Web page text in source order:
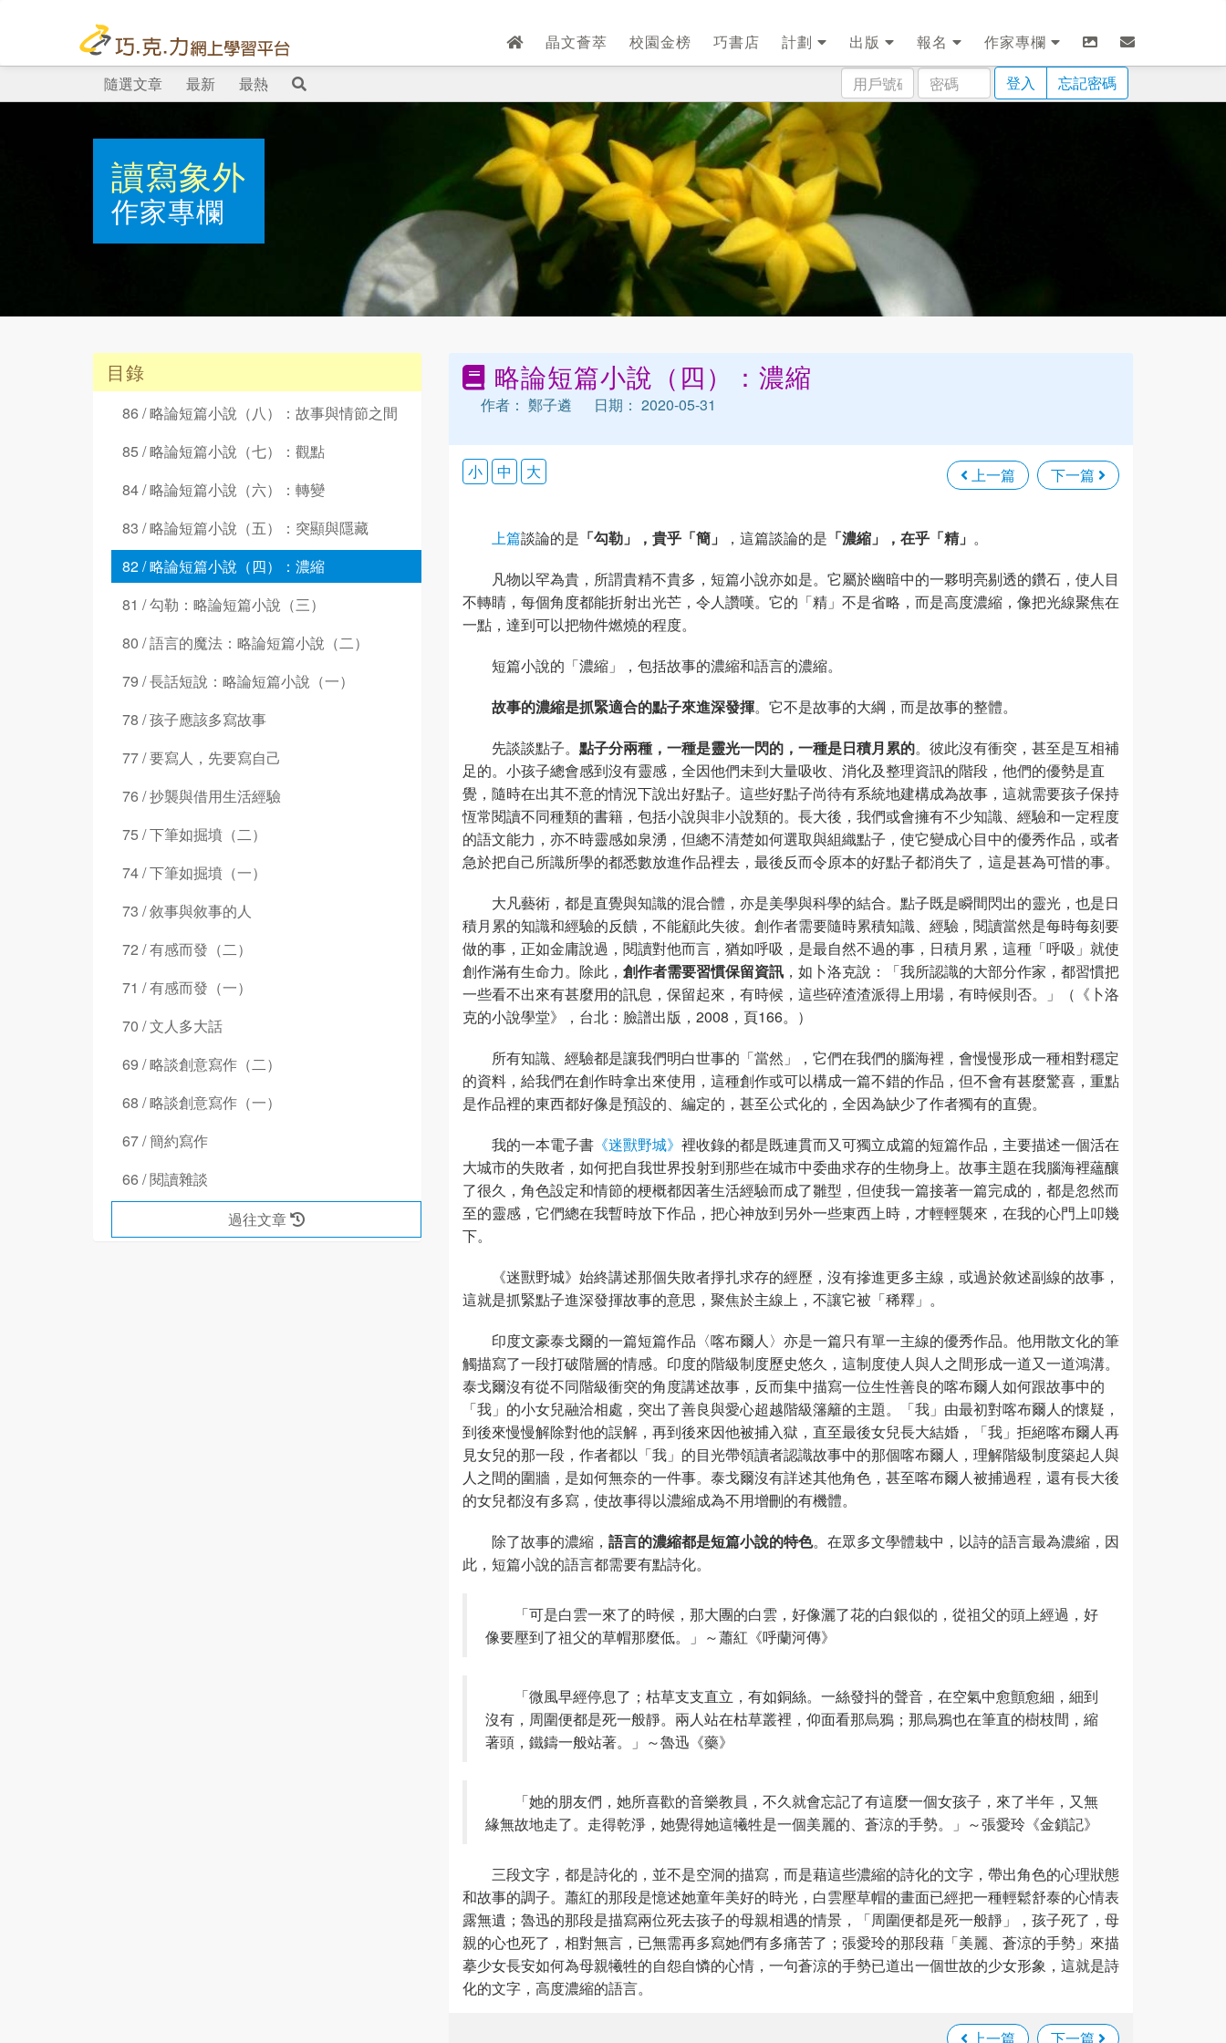
晶文薈萃 校園金榜 巧書店 計劃 出版 報名
作家專欄
用
戶
碼
密
碼
登入 忘記密碼
隨選文章 最新 最熱
讀寫象外
作家專欄
目錄
86 / 略論短篇小說（八）：故事與情節之間
85 / 略論短篇小說（七）：觀點
84 / 略論短篇小說（六）：轉變
83 / 略論短篇小說（五）：突顯與隱藏
82 / 略論短篇小說（四）：濃縮
81 / 勾勒：略論短篇小說（三）
80 / 語言的魔法：略論短篇小說（二）
79 / 長話短說：略論短篇小說（一）
78 / 孩子應該多寫故事
77 / 要寫人，先要寫自己
76 / 抄襲與借用生活經驗
75 / 下筆如掘墳（二）
74 / 下筆如掘墳（一）
73 / 敘事與敘事的人
72 / 有感而發（二）
71 / 有感而發（一）
70 / 文人多大話
69 / 略談創意寫作（二）
68 / 略談創意寫作（一）
67 / 簡約寫作
66 / 閱讀雜談
過往文章
略論短篇小說（四）：濃縮
作者： 鄭子遴 日期： 2020-05-31
上一篇 下一篇
小 中 大
上篇談論的是 「勾勒」，貴乎「簡」 ，這篇談論的是 「濃縮」，在乎「精」 。
凡物以罕為貴，所謂貴精不貴多，短篇小說亦如是。它屬於幽暗中的一夥明亮剔透的鑽石，使人目
不轉睛，每個角度都能折射出光芒，令人讚嘆。它的「精」不是省略，而是高度濃縮，像把光線聚焦在
一點，達到可以把物件燃燒的程度。
短篇小說的「濃縮」，包括故事的濃縮和語言的濃縮。
故事的濃縮是抓緊適合的點子來進深發揮。它不是故事的大綱，而是故事的整體。
先談談點子。 點子分兩種，一種是靈光一閃的，一種是日積月累的。彼此沒有衝突，甚至是互相補
足的。小孩子總會感到沒有靈感，全因他們未到大量吸收、消化及整理資訊的階段，他們的優勢是直
覺，隨時在出其不意的情況下說出好點子。這些好點子尚待有系統地建構成為故事，這就需要孩子保持
恆常閱讀不同種類的書籍，包括小說與非小說類的。長大後，我們或會擁有不少知識、經驗和一定程度
的語文能力，亦不時靈感如泉湧，但總不清楚如何選取與組織點子，使它變成心目中的優秀作品，或者
急於把自己所識所學的都悉數放進作品裡去，最後反而令原本的好點子都消失了，這是甚為可惜的事。
大凡藝術，都是直覺與知識的混合體，亦是美學與科學的結合。點子既是瞬間閃出的靈光，也是日
積月累的知識和經驗的反饋，不能顧此失彼。創作者需要隨時累積知識、經驗，閱讀當然是每時每刻要
做的事，正如金庸說過，閱讀對他而言，猶如呼吸，是最自然不過的事，日積月累，這種「呼吸」就使
創作滿有生命力。除此， 創作者需要習慣保留資訊 ，如卜洛克說：「我所認識的大部分作家，都習慣把
一些看不出來有甚麼用的訊息，保留起來，有時候，這些碎渣渣派得上用場，有時候則否。」（《卜洛
克的小說學堂》，台北：臉譜出版，2008，頁166。）
所有知識、經驗都是讓我們明白世事的「當然」，它們在我們的腦海裡，會慢慢形成一種相對穩定
的資料，給我們在創作時拿出來使用，這種創作或可以構成一篇不錯的作品，但不會有甚麼驚喜，重點
是作品裡的東西都好像是預設的、編定的，甚至公式化的，全因為缺少了作者獨有的直覺。
我的一本電子書 《迷獸野城》 裡收錄的都是既連貫而又可獨立成篇的短篇作品，主要描述一個活在
大城市的失敗者，如何把自我世界投射到那些在城市中委曲求存的生物身上。故事主題在我腦海裡蘊釀
了很久，角色設定和情節的梗概都因著生活經驗而成了雛型，但使我一篇接著一篇完成的，都是忽然而
至的靈感，它們總在我暫時放下作品，把心神放到另外一些東西上時，才輕輕襲來，在我的心門上叩幾
下。
《迷獸野城》始終講述那個失敗者掙扎求存的經歷，沒有摻進更多主線，或過於敘述副線的故事，
這就是抓緊點子進深發揮故事的意思，聚焦於主線上，不讓它被「稀釋」。
印度文豪泰戈爾的一篇短篇作品〈喀布爾人〉亦是一篇只有單一主線的優秀作品。他用散文化的筆
觸描寫了一段打破階層的情感。印度的階級制度歷史悠久，這制度使人與人之間形成一道又一道鴻溝。
泰戈爾沒有從不同階級衝突的角度講述故事，反而集中描寫一位生性善良的喀布爾人如何跟故事中的
「我」的小女兒融洽相處，突出了善良與愛心超越階級籓籬的主題。「我」由最初對喀布爾人的懷疑，
到後來慢慢解除對他的誤解，再到後來因他被捕入獄，直至最後女兒長大結婚，「我」拒絕喀布爾人再
見女兒的那一段，作者都以「我」的目光帶領讀者認識故事中的那個喀布爾人，理解階級制度築起人與
人之間的圍牆，是如何無奈的一件事。泰戈爾沒有詳述其他角色，甚至喀布爾人被捕過程，還有長大後
的女兒都沒有多寫，使故事得以濃縮成為不用增刪的有機體。
除了故事的濃縮， 語言的濃縮都是短篇小說的特色。在眾多文學體栽中，以詩的語言最為濃縮，因
此，短篇小說的語言都需要有點詩化。
「可是白雲一來了的時候，那大團的白雲，好像灑了花的白銀似的，從祖父的頭上經過，好
像要壓到了祖父的草帽那麼低。」～蕭紅《呼蘭河傳》
「微風早經停息了；枯草支支直立，有如銅絲。一絲發抖的聲音，在空氣中愈顫愈細，細到
沒有，周圍便都是死一般靜。兩人站在枯草叢裡，仰面看那烏鴉；那烏鴉也在筆直的樹枝間，縮
著頭，鐵鑄一般站著。」～魯迅《藥》
「她的朋友們，她所喜歡的音樂教員，不久就會忘記了有這麼一個女孩子，來了半年，又無
緣無故地走了。走得乾淨，她覺得她這犧牲是一個美麗的、蒼涼的手勢。」～張愛玲《金鎖記》
三段文字，都是詩化的，並不是空洞的描寫，而是藉這些濃縮的詩化的文字，帶出角色的心理狀態
和故事的調子。蕭紅的那段是憶述她童年美好的時光，白雲壓草帽的畫面已經把一種輕鬆舒泰的心情表
露無遺；魯迅的那段是描寫兩位死去孩子的母親相遇的情景，「周圍便都是死一般靜」，孩子死了，母
親的心也死了，相對無言，已無需再多寫她們有多痛苦了；張愛玲的那段藉「美麗、蒼涼的手勢」來描
摹少女長安如何為母親犧牲的自怨自憐的心情，一句蒼涼的手勢已道出一個世故的少女形象，這就是詩
化的文字，高度濃縮的語言。
上一篇 下一篇